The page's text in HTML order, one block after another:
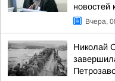
новостей
Вчера,
Николай